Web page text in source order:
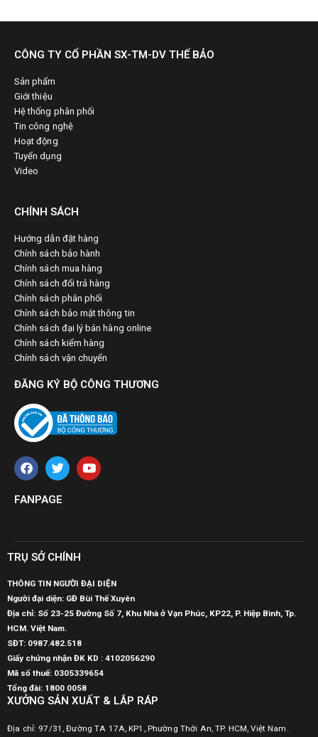
CÔNG TY CỔ PHẦN SX-TM-DV THẾ BẢO
Sản phẩm
Giới thiệu
Hệ thống phân phối
Tin công nghệ
Hoạt động
Tuyển dụng
Video
CHÍNH SÁCH
Hướng dẫn đặt hàng
Chính sách bảo hành
Chính sách mua hàng
Chính sách đổi trả hàng
Chính sách phân phối
Chính sách bảo mật thông tin
Chính sách đại lý bán hàng online
Chính sách kiểm hàng
Chính sách vận chuyển
ĐĂNG KÝ BỘ CÔNG THƯƠNG
FANPAGE
TRỤ SỞ CHÍNH
THÔNG TIN NGƯỜI ĐẠI DIỆN
Người đại diện: GĐ Bùi Thế Xuyên
Địa chỉ: Số 23-25 Đường Số 7, Khu Nhà ở Vạn Phúc, KP22, P. Hiệp Bình, Tp.
HCM. Việt Nam.
SĐT: 0987.482.518
Giấy chứng nhận ĐK KD : 4102056290
Mã số thuế: 0305339654
Tổng đài: 1800 0058
XƯỞNG SẢN XUẤT & LẮP RÁP
Địa chỉ: 97/31, Đường TA 17A, KP1, Phường Thới An, TP. HCM, Việt Nam.